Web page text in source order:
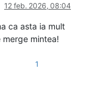
12 feb. 2026, 08:04
ca asta ia mult
mintea!
1